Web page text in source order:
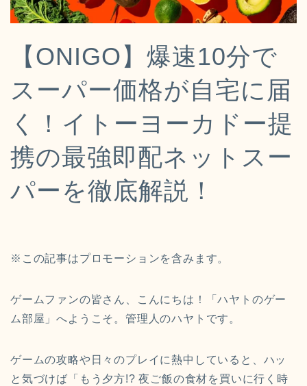
【ONIGO】爆速10分で
スーパー価格が自宅に届
く！イトーヨーカドー提
携の最強即配ネットスー
パーを徹底解説！
※この記事はプロモーションを含みます。
ゲームファンの皆さん、こんにちは！「ハヤトのゲー
ム部屋」へようこそ。管理人のハヤトです。
ゲームの攻略や日々のプレイに熱中していると、ハッ
と気づけば「もう夕方!? 夜ご飯の食材を買いに行く時